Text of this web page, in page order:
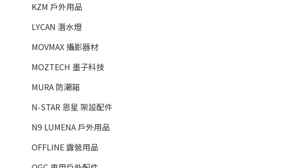
KZM 戶外用品
LYCAN 潛水燈
MOVMAX 攝影器材
MOZTECH 墨子科技
MURA 防潮箱
N-STAR 恩星 架設配件
N9 LUMENA 戶外用品
OFFLINE 露營用品